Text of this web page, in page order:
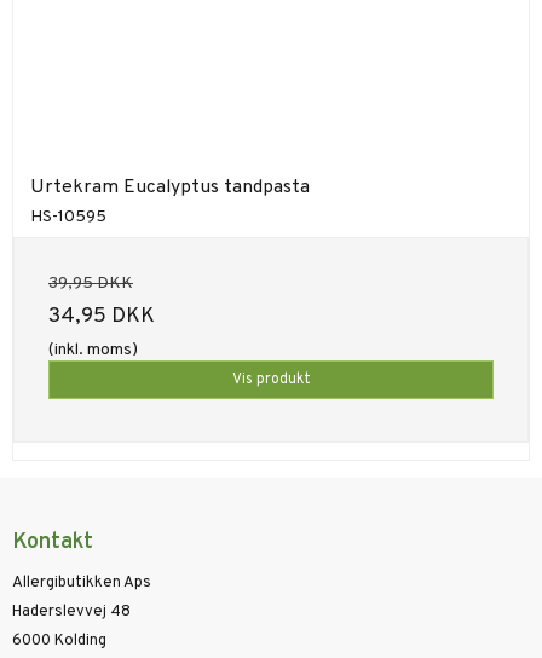
Urtekram Eucalyptus tandpasta
HS-10595
39,95 DKK
34,95 DKK
(inkl. moms)
Vis produkt
Kontakt
Allergibutikken Aps
Haderslevvej 48
6000 Kolding